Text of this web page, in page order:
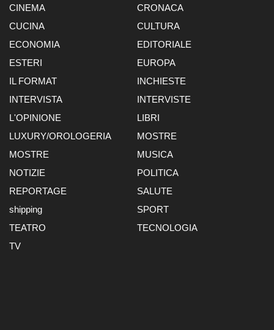
CINEMA
CRONACA
CUCINA
CULTURA
ECONOMIA
EDITORIALE
ESTERI
EUROPA
IL FORMAT
INCHIESTE
INTERVISTA
INTERVISTE
L'OPINIONE
LIBRI
LUXURY/OROLOGERIA
MOSTRE
MOSTRE
MUSICA
NOTIZIE
POLITICA
REPORTAGE
SALUTE
shipping
SPORT
TEATRO
TECNOLOGIA
TV